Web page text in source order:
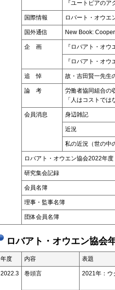
『ユートピアの
国際情報 ロバート・オウエ
国外通信 New Book:
企 画 『ロバアト・オ
『ロバアト・オ
追 悼 故・吉田賢一先生
論 考
労働者協同組合の
「人はコストで
会員消息 身辺雑記
近況
私の近況（世の中
ロバアト・オウエン協会2022年
研究集会記録
会員名簿
理事・監事名簿
団体会員名簿
ロバアト・オウエン協
年度 内容 表題
2022.3 巻頭言 2021年：ウ